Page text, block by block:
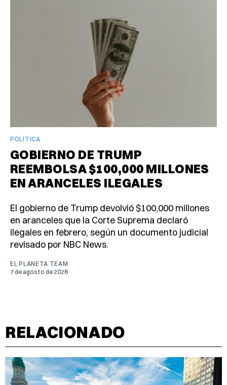
POLÍTICA
GOBIERNO DE TRUMP
REEMBOLSA $100,000 MILLONES
EN ARANCELES ILEGALES
El gobierno de Trump devolvió $100,000 millones
en aranceles que la Corte Suprema declaró
ilegales en febrero, según un documento judicial
revisado por NBC News.
EL PLANETA TEAM
7 de agosto de 2026
RELACIONADO